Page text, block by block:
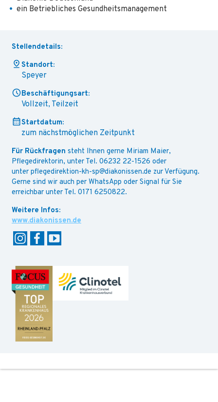
ein Betriebliches Gesundheitsmanagement
Stellendetails:
Standort:
Speyer
Beschäftigungsart:
Vollzeit, Teilzeit
Startdatum:
zum nächstmöglichen Zeitpunkt
Für Rückfragen steht Ihnen gerne Miriam Maier,
Pflegedirektorin, unter Tel. 06232 22-1526 oder
unter pflegedirektion-kh-sp@diakonissen.de zur Verfügung.
Gerne sind wir auch per WhatsApp oder Signal für Sie
erreichbar unter Tel. 0171 6250822.
www.diakonissen.de